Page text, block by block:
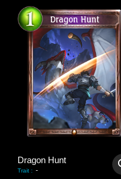
Dragon Hunt
Trait : -